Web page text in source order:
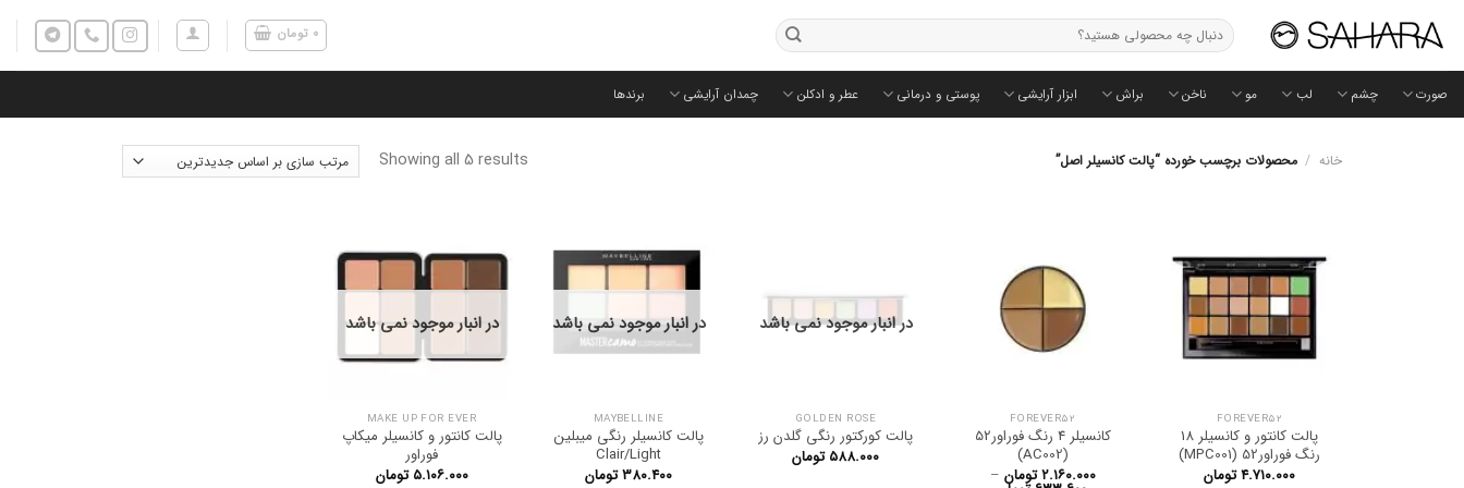
جستجو
برای:
۰ تومان
صورت چشم لب مو ناخن براش ابزار آرایشی پوستی و درمانی عطر و ادکلن چمدان آرایشی برندها
خانه / محصولات برچسب خورده “پالت کانسیلر اصل” Showing all 5 results
FOREVER52
پالت کانتور و کانسیلر 18
رنگ فوراور52 (MPC001)
۴.۷۱۰.۰۰۰تومان
FOREVER52
کانسیلر 4 رنگ فوراور52
(AC002)
۲.۱۶۰.۰۰۰ تومان –
در انبار موجود نمی باشد
GOLDEN ROSE
پالت کورکتور رنگی گلدن رز
۵۸۸.۰۰۰ تومان
در انبار موجود نمی باشد
MAYBELLINE
پالت کانسیلر رنگی میبلین
Clair/Light
۳۸۰.۴۰۰تومان
در انبار موجود نمی باشد
MAKE UP FOR EVER
پالت کانتور و کانسیلر میکاپ
فوراور
۵.۱۰۶.۰۰۰ تومان